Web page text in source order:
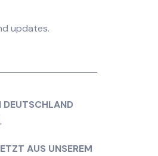
updates.
DEUTSCHLAND
AUS UNSEREM